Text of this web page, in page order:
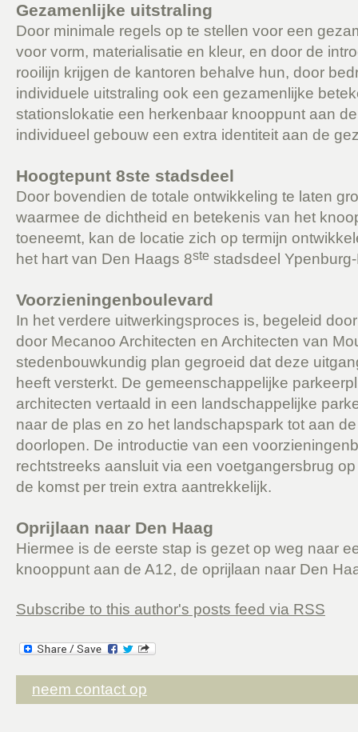
Gezamenlijke uitstraling
Door minimale regels op te stellen voor een
voor vorm, materialisatie en kleur, en door de
rooilijn krijgen de kantoren behalve hun, door
individuele uitstraling ook een gezamenlijke
stationslokatie een herkenbaar knooppunt aan
individueel gebouw een extra identiteit aan de
Hoogtepunt 8ste stadsdeel
Door bovendien de totale ontwikkeling te laten
waarmee de dichtheid en betekenis van het
toeneemt, kan de locatie zich op termijn
het hart van Den Haags 8ste stadsdeel
Voorzieningenboulevard
In het verdere uitwerkingsproces is, begeleid
door Mecanoo Architecten en Architecten van
stedenbouwkundig plan gegroeid dat deze
heeft versterkt. De gemeenschappelijke
architecten vertaald in een landschappelijke
naar de plas en zo het landschapspark tot aan
doorlopen. De introductie van een
rechtstreeks aansluit via een voetgangersbrug
de komst per trein extra aantrekkelijk.
Oprijlaan naar Den Haag
Hiermee is de eerste stap is gezet op weg naar
knooppunt aan de A12, de oprijlaan naar Den
Subscribe to this author's posts feed via RSS
neem contact op